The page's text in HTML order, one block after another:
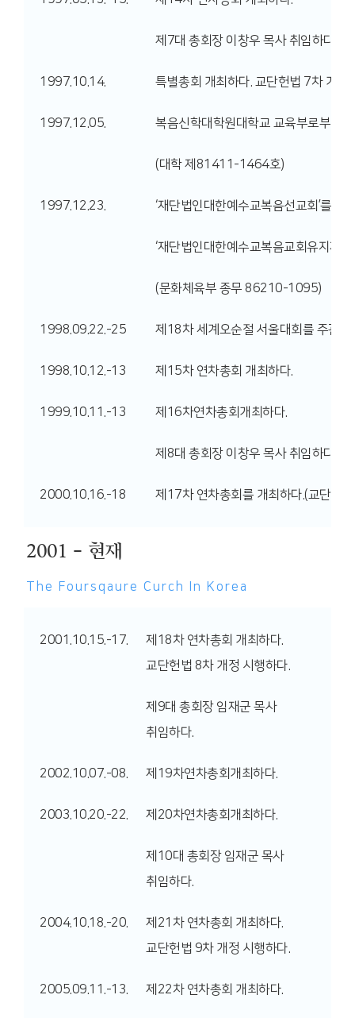
제7대 총회장 이창우 목사 취임하다.
1997.10.14. 특별총회 개최하다. 교단헌법 7차 개정
1997.12.05. 복음신학대학원대학교 교육부로부터
(대학 제81411-1464호)
1997.12.23. ‘재단법인대한예수교복음선교회’를
‘재단법인대한예수교복음교회유지재
(문화체육부 종무 86210-1095)
1998.09.22.-25 제18차 세계오순절 서울대회를 주관하
1998.10.12.-13 제15차 연차총회 개최하다.
1999.10.11.-13 제16차연차총회개최하다.
제8대 총회장 이창우 목사 취임하다.
2000.10.16.-18 제17차 연차총회를 개최하다.(교단창
2001 - 현재
The Foursqaure Curch In Korea
2001.10.15.-17.
제18차 연차총회 개최하다.
교단헌법 8차 개정 시행하다.
제9대 총회장 임재군 목사
취임하다.
2002.10.07.-08. 제19차연차총회개최하다.
2003.10.20.-22. 제20차연차총회개최하다.
제10대 총회장 임재군 목사
취임하다.
2004.10.18.-20.
제21차 연차총회 개최하다.
교단헌법 9차 개정 시행하다.
2005.09.11.-13. 제22차 연차총회 개최하다.